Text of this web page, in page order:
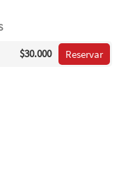
$30.000 Reservar